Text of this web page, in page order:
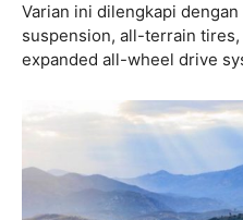
Varian ini dilengkapi
suspension, all-terrain
expanded all-wheel drive